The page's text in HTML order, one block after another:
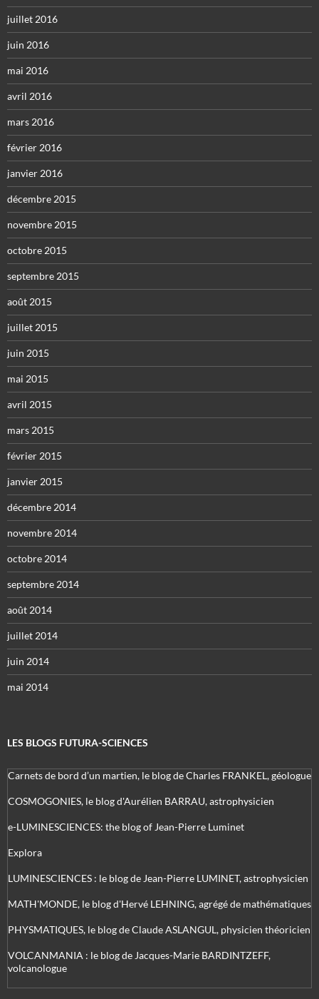
juillet 2016
juin 2016
mai 2016
avril 2016
mars 2016
février 2016
janvier 2016
décembre 2015
novembre 2015
octobre 2015
septembre 2015
août 2015
juillet 2015
juin 2015
mai 2015
avril 2015
mars 2015
février 2015
janvier 2015
décembre 2014
novembre 2014
octobre 2014
septembre 2014
août 2014
juillet 2014
juin 2014
mai 2014
LES BLOGS FUTURA-SCIENCES
Carnets de bord d’un martien, le blog de Charles FRANKEL, géologue
COSMOGONIES, le blog d'Aurélien BARRAU, astrophysicien
e-LUMINESCIENCES: the blog of Jean-Pierre Luminet
Explora
LUMINESCIENCES : le blog de Jean-Pierre LUMINET, astrophysicien
MATH'MONDE, le blog d'Hervé LEHNING, agrégé de mathématiques
PHYSMATIQUES, le blog de Claude ASLANGUL, physicien théoricien
VOLCANMANIA : le blog de Jacques-Marie BARDINTZEFF,
volcanologue